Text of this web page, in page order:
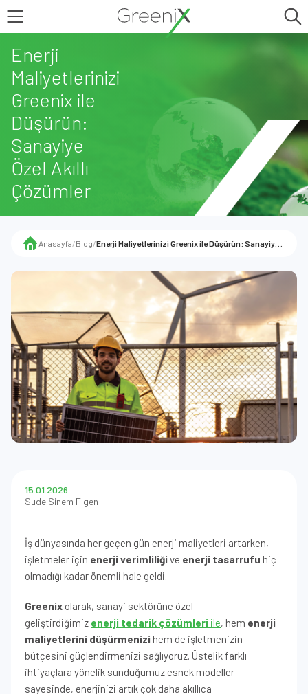
Enerji
Maliyetlerinizi
Greenix ile
Düşürün:
Sanayiye
Özel Akıllı
Çözümler
Anasayfa/Blog/
15.01.2026
Sude Sinem Figen
İş dünyasında her geçen gün enerji maliyetleri artarken,
işletmeler için enerji verimliliği ve enerji tasarrufu hiç
olmadığı kadar önemli hale geldi.
Greenix olarak, sanayi sektörüne özel
geliştirdiğimiz enerji tedarik çözümleri ile, hem enerji
maliyetlerini düşürmenizi hem de işletmenizin
bütçesini güçlendirmenizi sağlıyoruz. Üstelik farklı
ihtiyaçlara yönelik sunduğumuz esnek modeller
sayesinde, enerjinizi artık çok daha akıllıca